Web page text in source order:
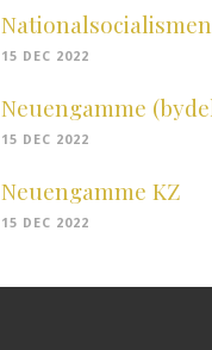
Nationalsocialismen
15 DEC 2022
Neuengamme
15 DEC 2022
Neuengamme KZ
15 DEC 2022